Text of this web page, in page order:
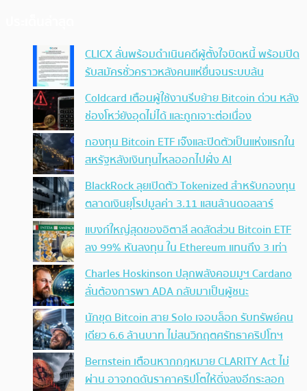
CLICX ลั่นพร้อมดำเนินคดีผู้ตั้งใจบิดหนี้ พร้อมปิด
รับสมัครชั่วคราวหลังคนแห่ยื่นจนระบบล้น
Coldcard เตือนผู้ใช้งานรีบย้าย Bitcoin ด่วน หลัง
ช่องโหว่ยังอุดไม่ได้ และถูกเจาะต่อเนื่อง
กองทุน Bitcoin ETF เจ๊งและปิดตัวเป็นแห่งแรกใน
สหรัฐหลังเงินทุนไหลออกไปฝั่ง AI
BlackRock ลุยเปิดตัว Tokenized สำหรับกองทุน
ตลาดเงินยุโรปมูลค่า 3.11 แสนล้านดอลลาร์
แบงก์ใหญ่สุดของอิตาลี ลดสัดส่วน Bitcoin ETF
ลง 99% หันลงทุน ใน Ethereum แทนถึง 3 เท่า
Charles Hoskinson ปลุกพลังคอมมูฯ Cardano
ลั่นต้องการพา ADA กลับมาเป็นผู้ชนะ
นักขุด Bitcoin สาย Solo เจอบล็อก รับทรัพย์คน
เดียว 6.6 ล้านบาท ไม่สนวิกฤตศรัทธาคริปโทฯ
Bernstein เตือนหากกฎหมาย CLARITY Act ไม่
ผ่าน อาจกดดันราคาคริปโตให้ดิ่งลงอีกระลอก